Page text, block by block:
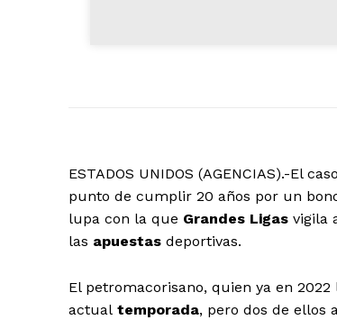
ESTADOS UNIDOS (AGENCIAS).-El
punto de cumplir 20 años por un
lupa con la que Grandes Ligas vigila
las apuestas deportivas.
El petromacorisano, quien ya en
actual temporada, pero dos de ellos